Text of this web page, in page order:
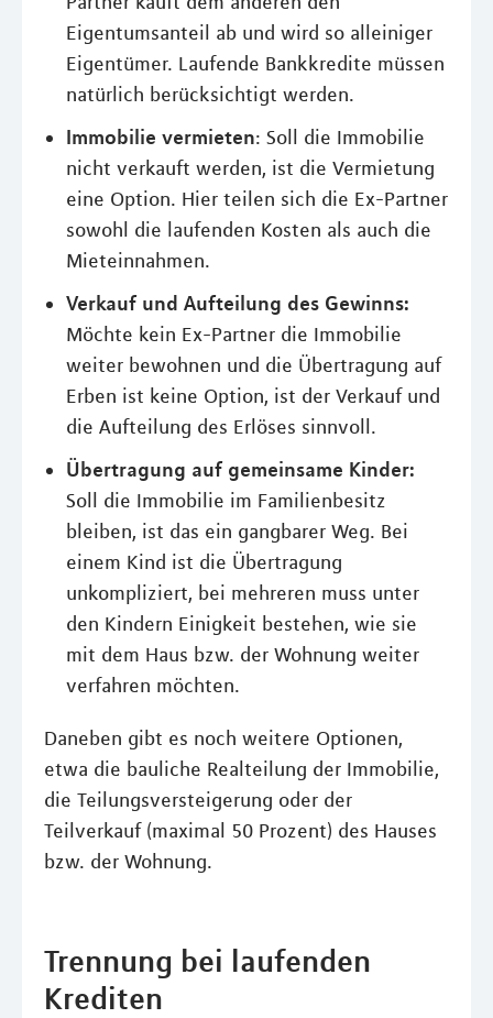
Eigentumsanteil ab und wird so alleiniger
Eigentümer. Laufende Bankkredite müssen
natürlich berücksichtigt werden.
Immobilie vermieten: Soll die Immobilie
nicht verkauft werden, ist die Vermietung
eine Option. Hier teilen sich die Ex-Partner
sowohl die laufenden Kosten als auch die
Mieteinnahmen.
Verkauf und Aufteilung des Gewinns:
Möchte kein Ex-Partner die Immobilie
weiter bewohnen und die Übertragung auf
Erben ist keine Option, ist der Verkauf und
die Aufteilung des Erlöses sinnvoll.
Übertragung auf gemeinsame Kinder:
Soll die Immobilie im Familienbesitz
bleiben, ist das ein gangbarer Weg. Bei
einem Kind ist die Übertragung
unkompliziert, bei mehreren muss unter
den Kindern Einigkeit bestehen, wie sie
mit dem Haus bzw. der Wohnung weiter
verfahren möchten.
Daneben gibt es noch weitere Optionen,
etwa die bauliche Realteilung der Immobilie,
die Teilungsversteigerung oder der
Teilverkauf (maximal 50 Prozent) des Hauses
bzw. der Wohnung.
Trennung bei laufenden
Krediten